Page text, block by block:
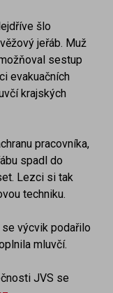
šlo
jeřáb. Muž
sestup
evakuačních
krajských
pracovníka,
spadl do
Lezci si tak
techniku.
výcvik podařilo
mluvčí.
JVS se